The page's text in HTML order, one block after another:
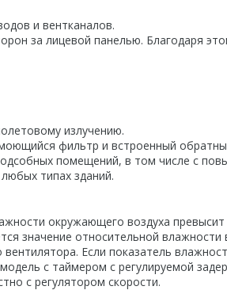
и вентканалов.
за лицевой панелью. Благодаря
излучению.
фильтр и встроенный
помещений, в том числе с
типах зданий.
окружающего воздуха
значение относительной влажности
Если показатель
с таймером с регулируемой
с регулятором скорости.